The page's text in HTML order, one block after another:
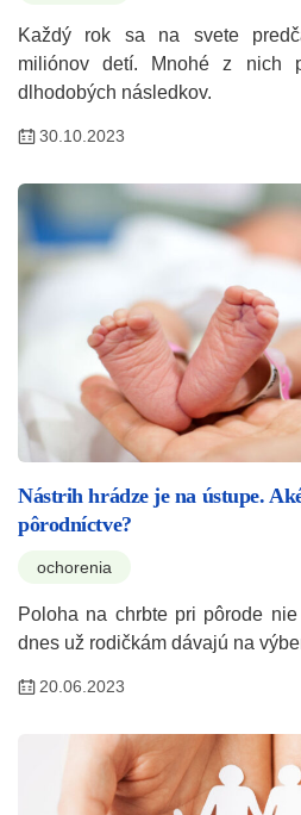
Každý rok sa na svete
miliónov detí. Mnohé z nich
dlhodobých následkov.
30.10.2023
Nástrih hrádze je na ústupe.
pôrodníctve?
ochorenia
Poloha na chrbte pri pôrode
dnes už rodičkám dávajú na
20.06.2023